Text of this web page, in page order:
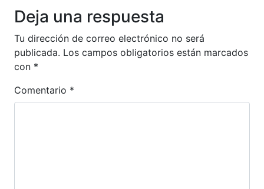
Deja una respuesta
Tu dirección de correo electrónico no será
publicada. Los campos obligatorios están marcados
con *
Comentario *